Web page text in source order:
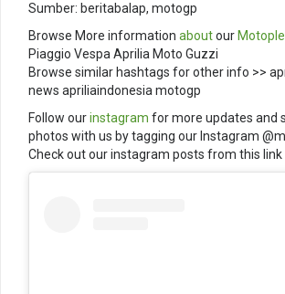
Sumber: beritabalap, motogp
Browse More information aboutour
Piaggio Vespa Aprilia Moto Guzzi
Browse similar hashtags for other info >>
news apriliaindonesia motogp
Follow ourinstagram for more updates and
photos with us by tagging our Instagram
Check out our instagram posts from this link